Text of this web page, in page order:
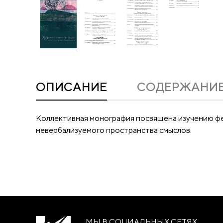
ОПИСАНИЕ
Коллективная монография посвящена изучению
невербализуемого пространства смыслов.